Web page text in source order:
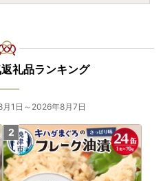
やむを得ない理由で配送が困
発生時は遅延の可能性が高ま
ご注意ください
イン、商品画像、バナーを不
を表示した際、ページのタイ
礼品ランキング
1日～2026年8月7日